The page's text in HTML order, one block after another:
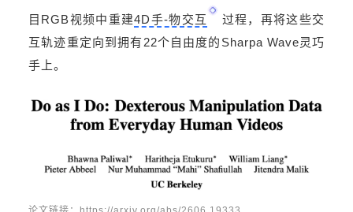
目RGB视频中重建4D手-物交互
过程，再将这些交
互轨迹重定向到拥有22个自由度的Sharpa Wave灵巧
手上。